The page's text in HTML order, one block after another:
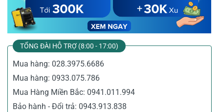
TỔNG ĐÀI HỖ TRỢ (8:00 - 17:00)
Mua hàng: 028.3975.6686
Mua hàng: 0933.075.786
Mua Hàng Miền Bắc: 0941.011.994
Bảo hành - Đổi trả: 0943.913.838